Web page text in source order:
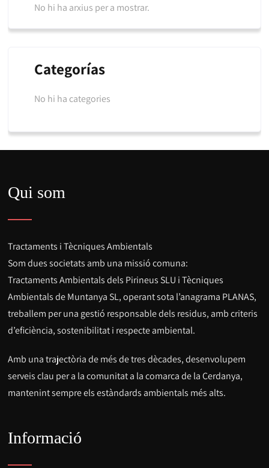
No hi ha arxius per a mostrar.
Categorías
No hi ha categories
Qui som
Tractaments i Tècniques Ambientals
Som dues societats amb una missió comuna:
Tractaments Ambientals dels Pirineus SLU i Tècniques
Ambientals de Muntanya SL, operant sota l’anagrama PLANAS,
treballem per una gestió responsable dels residus, amb criteris
d’eficiència, sostenibilitat i respecte ambiental.
Amb una trajectòria de més de tres dècades, desenvolupem
serveis clau per a la comunitat a la comarca de la Cerdanya,
mantenint sempre els estàndards ambientals més alts.
Informació